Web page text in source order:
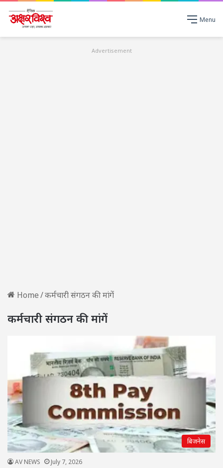
Menu
Advertisement
Home/कर्मचारी संगठन की मांगें
कर्मचारी संगठन की मांगें
बिजनेस
AV NEWS July 7, 2026